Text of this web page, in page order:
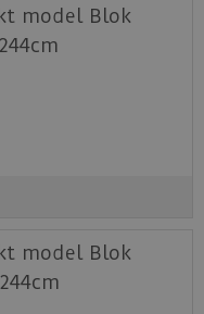
Vraag dan
vloer bij Quick-
model Blok
model Blok